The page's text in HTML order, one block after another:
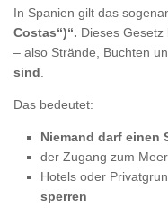
In Spanien gilt das
Costas“)“. Dieses
– also Strände, Buchten
sind
Das bedeutet:
Niemand darf einen
der Zugang zum
Hotels oder
sperren